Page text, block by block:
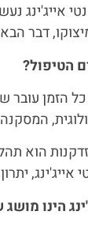
אייג'ינג
דבר
הטיפול?
הזמן עובר
הוא
אייג'ינג,
הינו